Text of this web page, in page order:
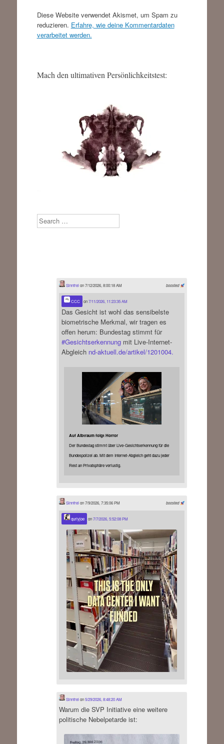
Diese Website verwendet Akismet, um Spam zu
reduzieren. Erfahre, wie deine Kommentardaten
verarbeitet werden.
Mach den ultimativen Persönlichkeitstest:
Search
boosted
Sinnfreion 7/12/2026, 8:00:18 AM
CCC on7/11/2026, 11:23:35 AM
Das Gesicht ist wohl das sensibelste
biometrische Merkmal, wir tragen es
offen herum: Bundestag stimmt für
#Gesichtserkennungmit Live-Internet-
Abgleich nd-aktuell.de/artikel/1201004.
Auf Albtraum folgt Horror
Der Bundestag stimmt über Live-Gesichtserkennung für die
Bundespolizei ab. Mit dem Internet-Abgleich geht dazu jeder
Rest an Privatsphäre verlustig.
boosted
Sinnfreion 7/9/2026, 7:35:06 PM
qurlyjoe on7/7/2026, 5:52:08 PM
Sinnfreion5/29/2026, 8:48:20 AM
Warum die SVP Initiative eine weitere
politische Nebelpetarde ist: